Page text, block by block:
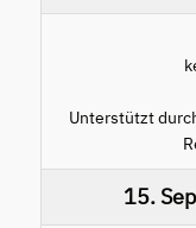
Unterstützt
15.